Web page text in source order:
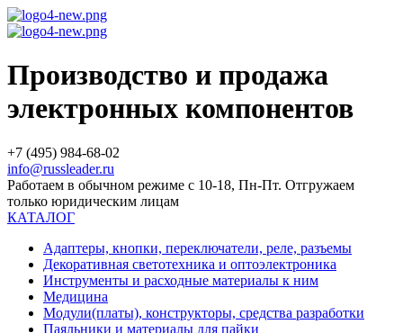
Производство и продажа
электронных компонентов
+7 (495) 984-68-02
info@russleader.ru
Работаем в обычном режиме с 10-18, Пн-Пт. Отгружаем
только юридическим лицам
КАТАЛОГ
Адаптеры, кнопки, переключатели, реле, разъемы
Декоративная светотехника и оптоэлектроника
Инструменты и расходные материалы к ним
Медицина
Модули(платы), конструкторы, средства разработки
Паяльники и материалы для пайки